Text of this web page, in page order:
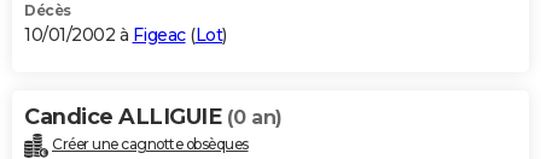
Décès
10/01/2002 à Figeac(Lot)
Candice ALLIGUIE (0 an)
Créer une cagnotte obsèques